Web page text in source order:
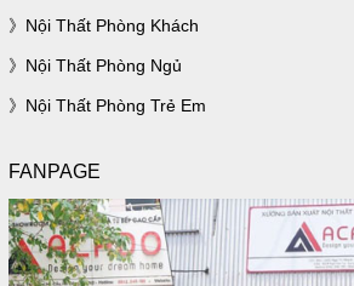
Nội Thất Phòng Khách
Nội Thất Phòng Ngủ
Nội Thất Phòng Trẻ Em
FANPAGE